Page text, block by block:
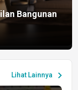
Bangunan
Lihat Lainnya chevron_right